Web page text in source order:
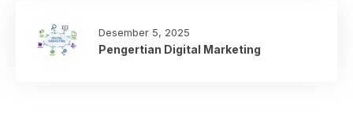
Desember 5, 2025
Pengertian Digital Marketing